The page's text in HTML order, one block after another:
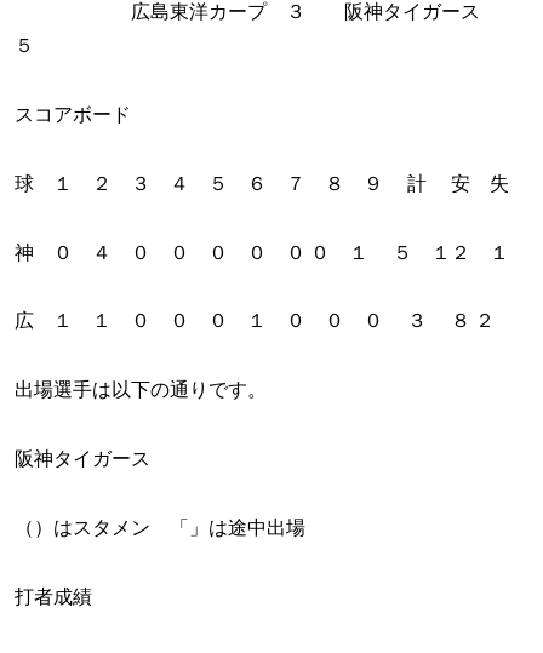
広島東洋カープ ３ 阪神タイガース
５
スコアボード
球 １ ２ ３ ４ ５ ６ ７ ８ ９ 計 安 失
神 ０ ４ ０ ０ ０ ０ ０ ０ １ ５ １２ １
広 １ １ ０ ０ ０ １ ０ ０ ０ ３ ８ ２
出場選手は以下の通りです。
阪神タイガース
（）はスタメン 「」は途中出場
打者成績